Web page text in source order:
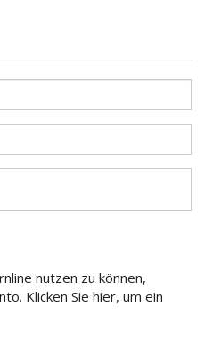
nutzen zu können,
Klicken Sie hier, um ein